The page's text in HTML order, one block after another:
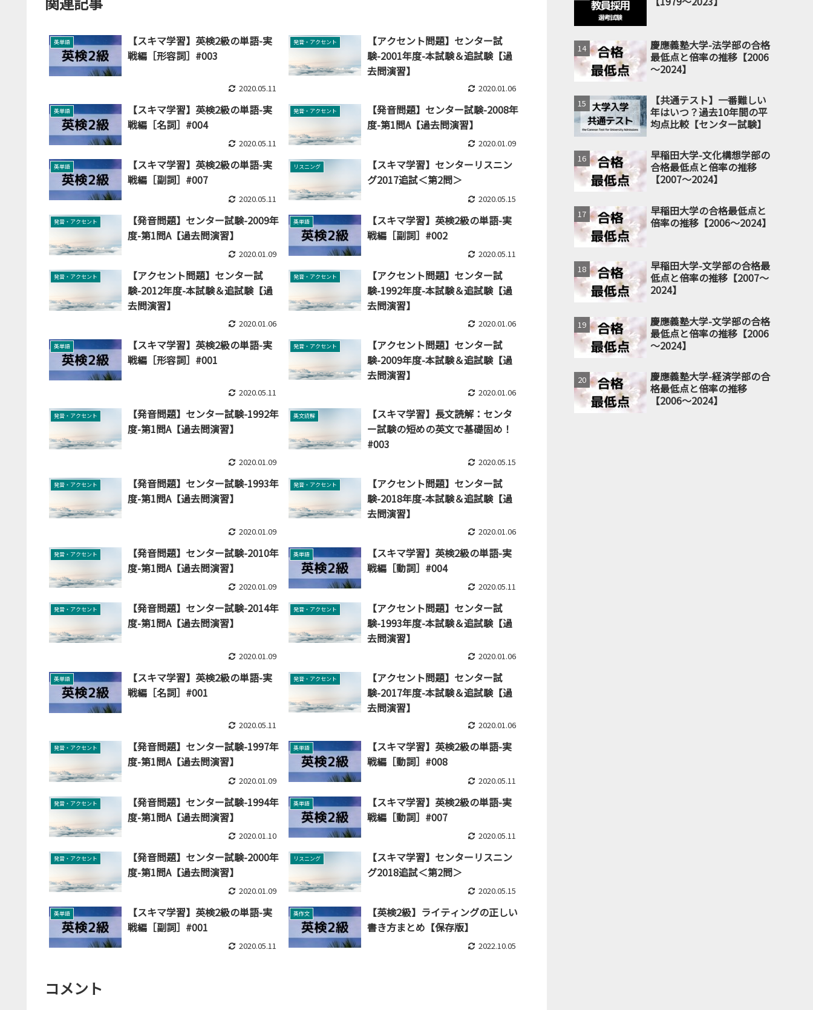
英単語
【スキマ学習】英検2級の単語-実
戦編［形容詞］#003
2020.05.11
発音・アクセント
【アクセント問題】センター試
験-2001年度-本試験＆追試験【過
去問演習】
2020.01.06
英単語
【スキマ学習】英検2級の単語-実
戦編［名詞］#004
2020.05.11
発音・アクセント
【発音問題】センター試験-2008年
度-第1問A【過去問演習】
2020.01.09
英単語
【スキマ学習】英検2級の単語-実
戦編［副詞］#007
2020.05.11
リスニング
【スキマ学習】センターリスニン
グ2017追試＜第2問＞
2020.05.15
発音・アクセント
【発音問題】センター試験-2009年
度-第1問A【過去問演習】
2020.01.09
英単語
【スキマ学習】英検2級の単語-実
戦編［副詞］#002
2020.05.11
発音・アクセント
【アクセント問題】センター試
験-2012年度-本試験＆追試験【過
去問演習】
2020.01.06
発音・アクセント
【アクセント問題】センター試
験-1992年度-本試験＆追試験【過
去問演習】
2020.01.06
英単語
【スキマ学習】英検2級の単語-実
戦編［形容詞］#001
2020.05.11
発音・アクセント
【アクセント問題】センター試
験-2009年度-本試験＆追試験【過
去問演習】
2020.01.06
発音・アクセント
【発音問題】センター試験-1992年
度-第1問A【過去問演習】
2020.01.09
英文読解
【スキマ学習】長文読解：センタ
ー試験の短めの英文で基礎固め！
#003
2020.05.15
発音・アクセント
【発音問題】センター試験-1993年
度-第1問A【過去問演習】
2020.01.09
発音・アクセント
【アクセント問題】センター試
験-2018年度-本試験＆追試験【過
去問演習】
2020.01.06
発音・アクセント
【発音問題】センター試験-2010年
度-第1問A【過去問演習】
2020.01.09
英単語
【スキマ学習】英検2級の単語-実
戦編［動詞］#004
2020.05.11
発音・アクセント
【発音問題】センター試験-2014年
度-第1問A【過去問演習】
2020.01.09
発音・アクセント
【アクセント問題】センター試
験-1993年度-本試験＆追試験【過
去問演習】
2020.01.06
英単語
【スキマ学習】英検2級の単語-実
戦編［名詞］#001
2020.05.11
発音・アクセント
【アクセント問題】センター試
験-2017年度-本試験＆追試験【過
去問演習】
2020.01.06
発音・アクセント
【発音問題】センター試験-1997年
度-第1問A【過去問演習】
2020.01.09
英単語
【スキマ学習】英検2級の単語-実
戦編［動詞］#008
2020.05.11
発音・アクセント
【発音問題】センター試験-1994年
度-第1問A【過去問演習】
2020.01.10
英単語
【スキマ学習】英検2級の単語-実
戦編［動詞］#007
2020.05.11
発音・アクセント
【発音問題】センター試験-2000年
度-第1問A【過去問演習】
2020.01.09
リスニング
【スキマ学習】センターリスニン
グ2018追試＜第2問＞
2020.05.15
英単語
【スキマ学習】英検2級の単語-実
戦編［副詞］#001
2020.05.11
英作文
【英検2級】ライティングの正しい
書き方まとめ【保存版】
2022.10.05
コメント
慶應義塾大学-法学部の合格
最低点と倍率の推移【2006
～2024】
【共通テスト】一番難しい
年はいつ？過去10年間の平
均点比較【センター試験】
早稲田大学-文化構想学部の
合格最低点と倍率の推移
【2007～2024】
早稲田大学の合格最低点と
倍率の推移【2006～2024】
早稲田大学-文学部の合格最
低点と倍率の推移【2007～
2024】
慶應義塾大学-文学部の合格
最低点と倍率の推移【2006
～2024】
慶應義塾大学-経済学部の合
格最低点と倍率の推移
【2006～2024】